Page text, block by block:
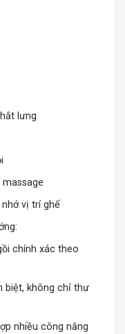
lưng
vị trí ghế
chính xác theo
biệt, không chỉ thư
nhiều công năng